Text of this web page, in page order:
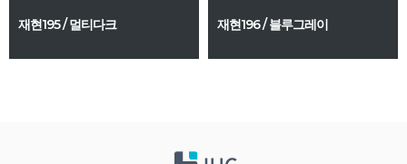
재현195 / 멀티다크 재현196 / 블루그레이